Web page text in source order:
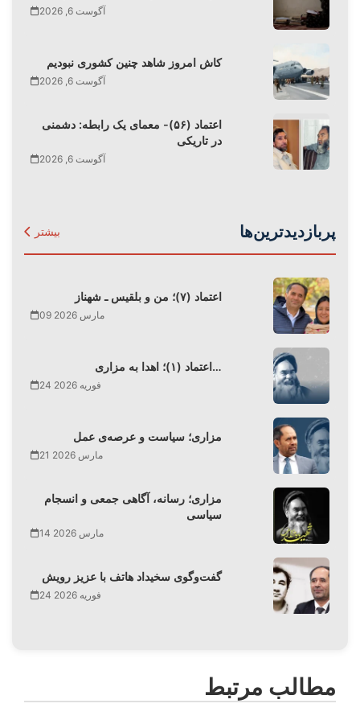
آگوست 6, 2026
کاش امروز شاهد چنین کشوری نبودیم
آگوست 6, 2026
اعتماد (۵۶)- معمای یک رابطه: دشمنی
در تاریکی
آگوست 6, 2026
پربازدیدترین‌ها بیشتر
اعتماد (۷)؛ من و بلقیس ـ شهناز
09 مارس 2026
اعتماد (۱)؛ اهدا به مزاری…
24 فوریه 2026
مزاری؛ سیاست و عرصه‌ی عمل
21 مارس 2026
مزاری؛ رسانه، آگاهی جمعی و انسجام
سیاسی
14 مارس 2026
گفت‌وگوی سخیداد هاتف با عزیز رویش
24 فوریه 2026
مطالب مرتبط